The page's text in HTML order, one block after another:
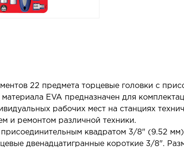
22 предмета торцевые головки с
EVA предназначен для
рабочих мест на станциях
и ремонтом различной техники.
присоединительным квадратом 3/8" (9.52
двенадцатигранные короткие 3/8".